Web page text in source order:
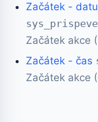
Začátek -
Začátek akce
Začátek - čas
Začátek akce